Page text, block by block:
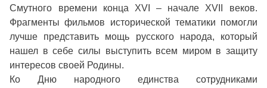
Смутного времени конца XVI – начале XVII веков.
Фрагменты фильмов исторической тематики помогли
лучше представить мощь русского народа, который
нашел в себе силы выступить всем миром в защиту
интересов своей Родины.
Ко Дню народного единства сотрудниками